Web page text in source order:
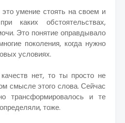
умение стоять на своем и
каких обстоятельствах,
Это понятие оправдывало
поколения, когда нужно
условиях.
нет, то ты просто не
смысле этого слова. Сейчас
трансформировалось и те
тоже.